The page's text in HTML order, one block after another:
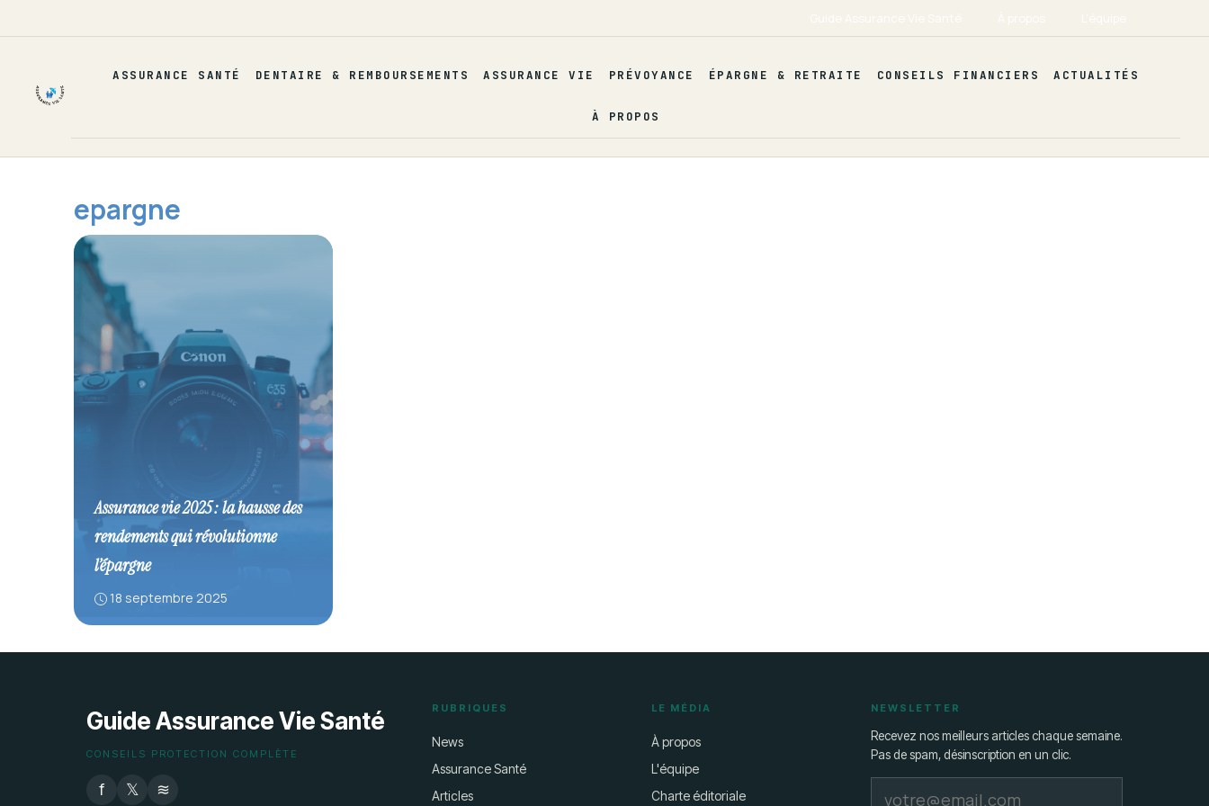
au
ASSURANCE SANTÉ DENTAIRE & REMBOURSEMENTS ASSURANCE VIE PRÉVOYANCE ÉPARGNE & RETRAITE CONSEILS FINANCIERS ACTUALITÉS
À PROPOS
epargne
Assurance vie 2025 : la hausse des
rendements qui révolutionne
l’épargne
18 septembre 2025
Guide Assurance Vie Santé
CONSEILS PROTECTION COMPLÈTE
f 𝕏 ≋
RUBRIQUES
News
Assurance Santé
Articles
LE MÉDIA
À propos
L'équipe
Charte éditoriale
NEWSLETTER
Recevez nos meilleurs articles chaque semaine.
Pas de spam, désinscription en un clic.